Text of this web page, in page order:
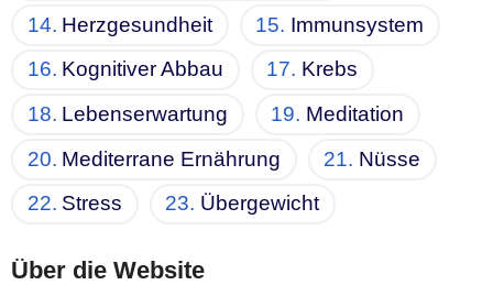
Herzgesundheit
Immunsystem
Kognitiver Abbau
Krebs
Lebenserwartung
Meditation
Mediterrane Ernährung
Nüsse
Stress
Übergewicht
Über die Website